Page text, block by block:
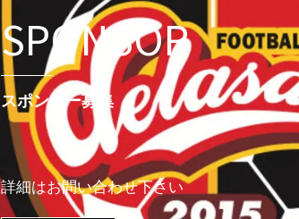
SPONSOR
スポンサー募集
詳細はお問い合わせ下さい